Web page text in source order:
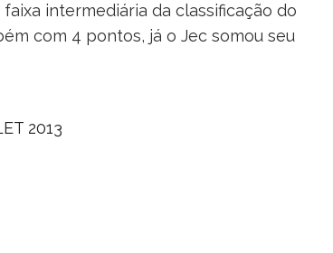
intermediária da classificação do
com 4 pontos, já o Jec somou seu
2013